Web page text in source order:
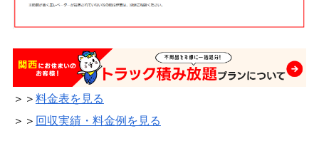
＞＞料金表を見る
＞＞ 回収実績・料金例を見る